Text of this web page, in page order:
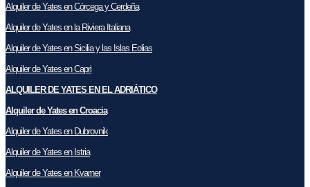
Alquiler de Yates en Córcega y Cerdeña
Alquiler de Yates en la Riviera Italiana
Alquiler de Yates en Sicilia y las Islas Eolias
Alquiler de Yates en Capri
ALQUILER DE YATES EN EL ADRIÁTICO
Alquiler de Yates en Croacia
Alquiler de Yates en Dubrovnik
Alquiler de Yates en Istria
Alquiler de Yates en Kvarner